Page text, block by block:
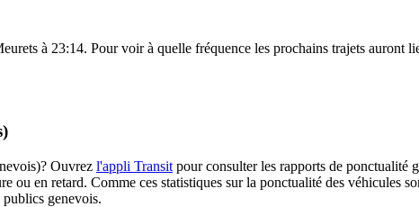
à 23:14. Pour voir à quelle fréquence les prochains trajets auront
Ouvrez l'appli Transit pour consulter les rapports de ponctualité
en retard. Comme ces statistiques sur la ponctualité des véhicules
publics genevois.